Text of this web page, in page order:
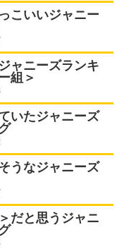
こいいジャニー
ャニーズランキ
組＞
いたジャニーズ
うなジャニーズ
だと思うジャニ